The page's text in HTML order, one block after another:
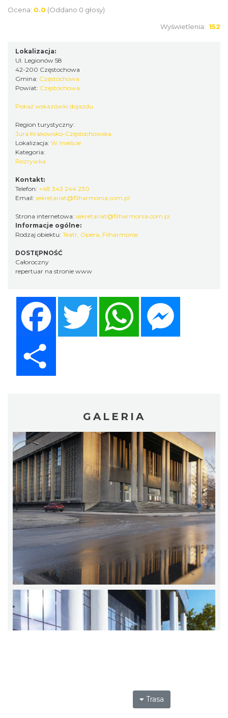
Ocena: 0.0 (Oddano 0 głosy)
Wyświetlenia: 152
Lokalizacja:
Ul. Legionów 58
42-200 Częstochowa
Gmina: Częstochowa
Powiat: Częstochowa
Pokaż wskazówki dojazdu
Region turystyczny:
Jura Krakowsko-Częstochowska
Lokalizacja: W mieście
Kategoria:
Rozrywka
Kontakt:
Telefon: +48 343 244 230
Email: sekretariat@filharmonia.com.pl
Strona internetowa: sekretariat@filharmonia.com.pl
Informacje ogólne:
Rodzaj obiektu: Teatr, Opera, Filharmonie
DOSTĘPNOŚĆ
Całoroczny
repertuar na stronie www
Twitter WhatsApp
GALERIA
Trasa